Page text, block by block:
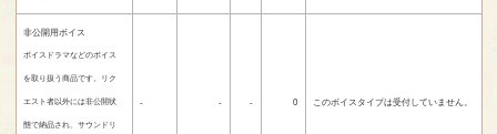
非公開用ボイス
ボイスドラマなどのボイス
を取り扱う商品です。リク
エスト者以外には非公開状
態で納品され、サウンドリ
- - - 0 このボイスタイプは受付していません。